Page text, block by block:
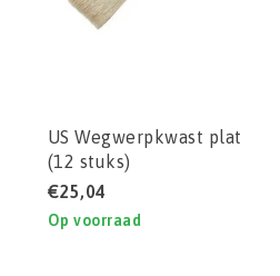
US Wegwerpkwast plat
(12 stuks)
€25,04
Op voorraad